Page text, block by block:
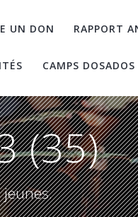
UN DON RAPPORT
CAMPS DOSADOS
(35)
jeunes.